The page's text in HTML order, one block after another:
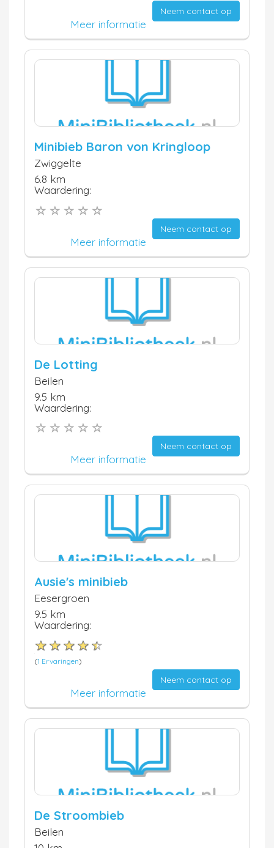
Neem contact op
Meer informatie
Minibieb Baron von Kringloop
Zwiggelte
6.8 km
Waardering:
Neem contact op
Meer informatie
De Lotting
Beilen
9.5 km
Waardering:
Neem contact op
Meer informatie
Ausie's minibieb
Eesergroen
9.5 km
Waardering:
(1 Ervaringen)
Neem contact op
Meer informatie
De Stroombieb
Beilen